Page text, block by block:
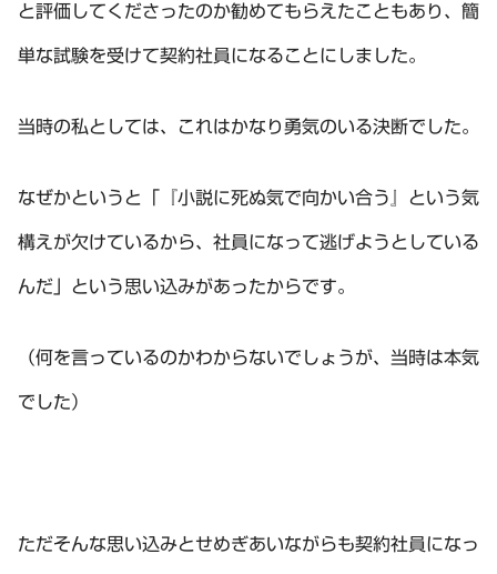
と評価してくださったのか勧めてもらえたこともあり、簡
単な試験を受けて契約社員になることにしました。
当時の私としては、これはかなり勇気のいる決断でした。
なぜかというと「『小説に死ぬ気で向かい合う』という気
構えが欠けているから、社員になって逃げようとしている
んだ」という思い込みがあったからです。
（何を言っているのかわからないでしょうが、当時は本気
でした）
ただそんな思い込みとせめぎあいながらも契約社員になっ